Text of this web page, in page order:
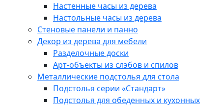
Настенные часы из дерева
Настольные часы из дерева
Стеновые панели и панно
Декор из дерева для мебели
Разделочные доски
Арт-объекты из слэбов и спилов
Металлические подстолья для стола
Подстолья серии «Стандарт»
Подстолья для обеденных и кухонных